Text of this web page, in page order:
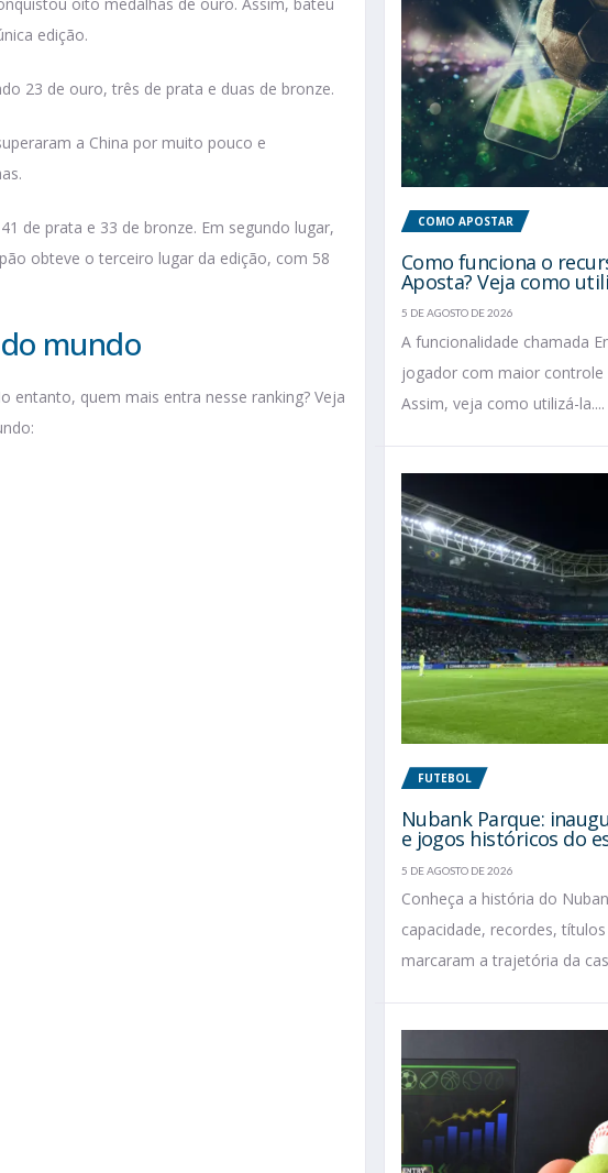
edição.
23 de ouro, três de prata e duas de bronze.
a China por muito pouco e
de prata e 33 de bronze. Em segundo lugar,
obteve o terceiro lugar da edição, com 58
mundo
entanto, quem mais entra nesse ranking? Veja
COMO APOSTAR
Como funciona o
Aposta? Veja como
5 DE AGOSTO DE 2026
A funcionalidade chamada
jogador com maior controle
Assim, veja como utilizá-la....
FUTEBOL
Nubank Parque:
e jogos históricos do
5 DE AGOSTO DE 2026
Conheça a história do
capacidade, recordes,
marcaram a trajetória da